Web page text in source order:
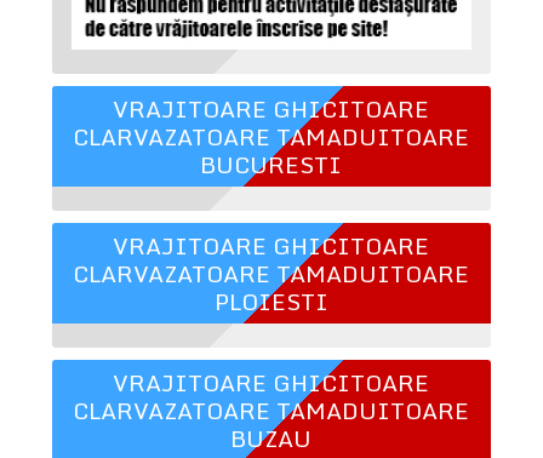
VRAJITOARE GHICITOARE
CLARVAZATOARE TAMADUITOARE
BUCURESTI
VRAJITOARE GHICITOARE
CLARVAZATOARE TAMADUITOARE
PLOIESTI
VRAJITOARE GHICITOARE
CLARVAZATOARE TAMADUITOARE
BUZAU